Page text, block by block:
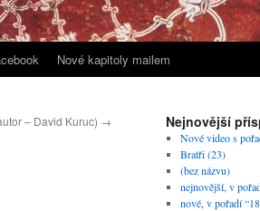
Nové kapitoly mailem
– David Kuruc) → Nejnovější
Nové video s
Bratři (23)
(bez názvu)
nejnovější, v
nové, v pořadí